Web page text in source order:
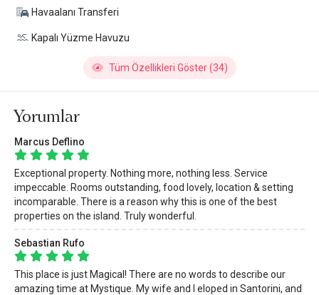
Havaalanı Transferi
Kapalı Yüzme Havuzu
Tüm Özellikleri Göster (34)
Yorumlar
Marcus Deflino
Exceptional property. Nothing more, nothing less. Service
impeccable. Rooms outstanding, food lovely, location & setting
incomparable. There is a reason why this is one of the best
properties on the island. Truly wonderful.
Sebastian Rufo
This place is just Magical! There are no words to describe our
amazing time at Mystique. My wife and I eloped in Santorini, and